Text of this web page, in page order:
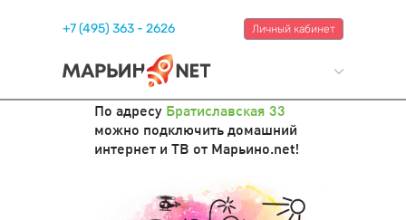
+7 (495) 363 - 2626 Личный кабинет
По адресу Братиславская 33
можно подключить домашний
интернет и ТВ от Марьино.net!